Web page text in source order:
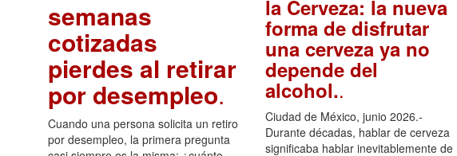
semanas
cotizadas
pierdes al retirar
por desempleo.
Cuando una persona solicita un retiro
por desempleo, la primera pregunta
la Cerveza: la nueva
forma de disfrutar
una cerveza ya no
depende del
alcohol..
Ciudad de México, junio 2026.-
Durante décadas, hablar de cerveza
significaba hablar inevitablemente de